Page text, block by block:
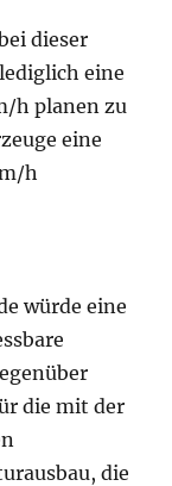
dieser
eine
h planen zu
eine
h
würde eine
die mit der
die